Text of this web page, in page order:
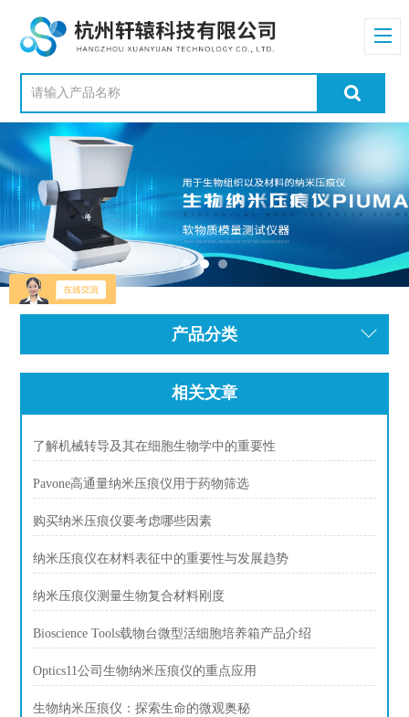
产品分类
相关文章
了解机械转导及其在细胞生物学中的重要性
Pavone高通量纳米压痕仪用于药物筛选
购买纳米压痕仪要考虑哪些因素
纳米压痕仪在材料表征中的重要性与发展趋势
纳米压痕仪测量生物复合材料刚度
Bioscience Tools载物台微型活细胞培养箱产品介绍
Optics11公司生物纳米压痕仪的重点应用
生物纳米压痕仪：探索生命的微观奥秘